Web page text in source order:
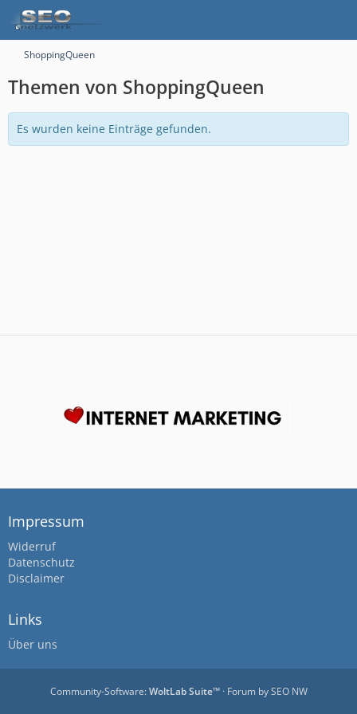
ShoppingQueen
Themen von ShoppingQueen
Es wurden keine Einträge gefunden.
Impressum
Widerruf
Datenschutz
Disclaimer
Links
Über uns
Community-Software:WoltLab Suite™· Forum bySEO NW